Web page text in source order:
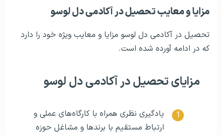
مزایا و معایب تحصیل در آکادمی دل لوسو
تحصیل در آکادمی دل لوسو مزایا و معایب ویژه خود را دارد
که در ادامه آورده شده است.
مزایای تحصیل در آکادمی دل لوسو
یادگیری نظری همراه با کارگاه‌های عملی و
ارتباط مستقیم با برندها و مشاغل حوزه